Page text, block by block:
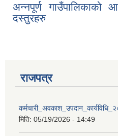
अन्नपूर्ण
दस्तुरहरु
राजपत्र
मिति: 05/19/2026 - 14:49